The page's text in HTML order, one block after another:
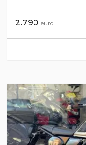
2.790 euro